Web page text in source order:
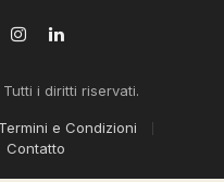
InstagramLinkedIn
i diritti riservati.
Termini e Condizioni
Contatto